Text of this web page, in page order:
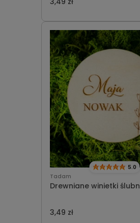
Tadam
Drewniane winietki
5.0
3,49 zł